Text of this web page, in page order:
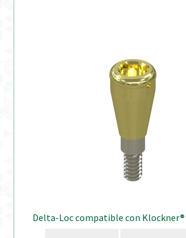
Delta-Loc compatible con Klockner®